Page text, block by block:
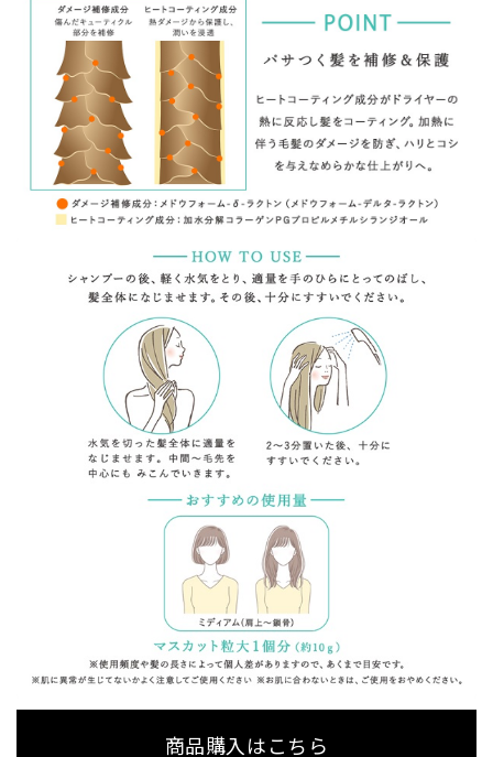
商品購入はこちら